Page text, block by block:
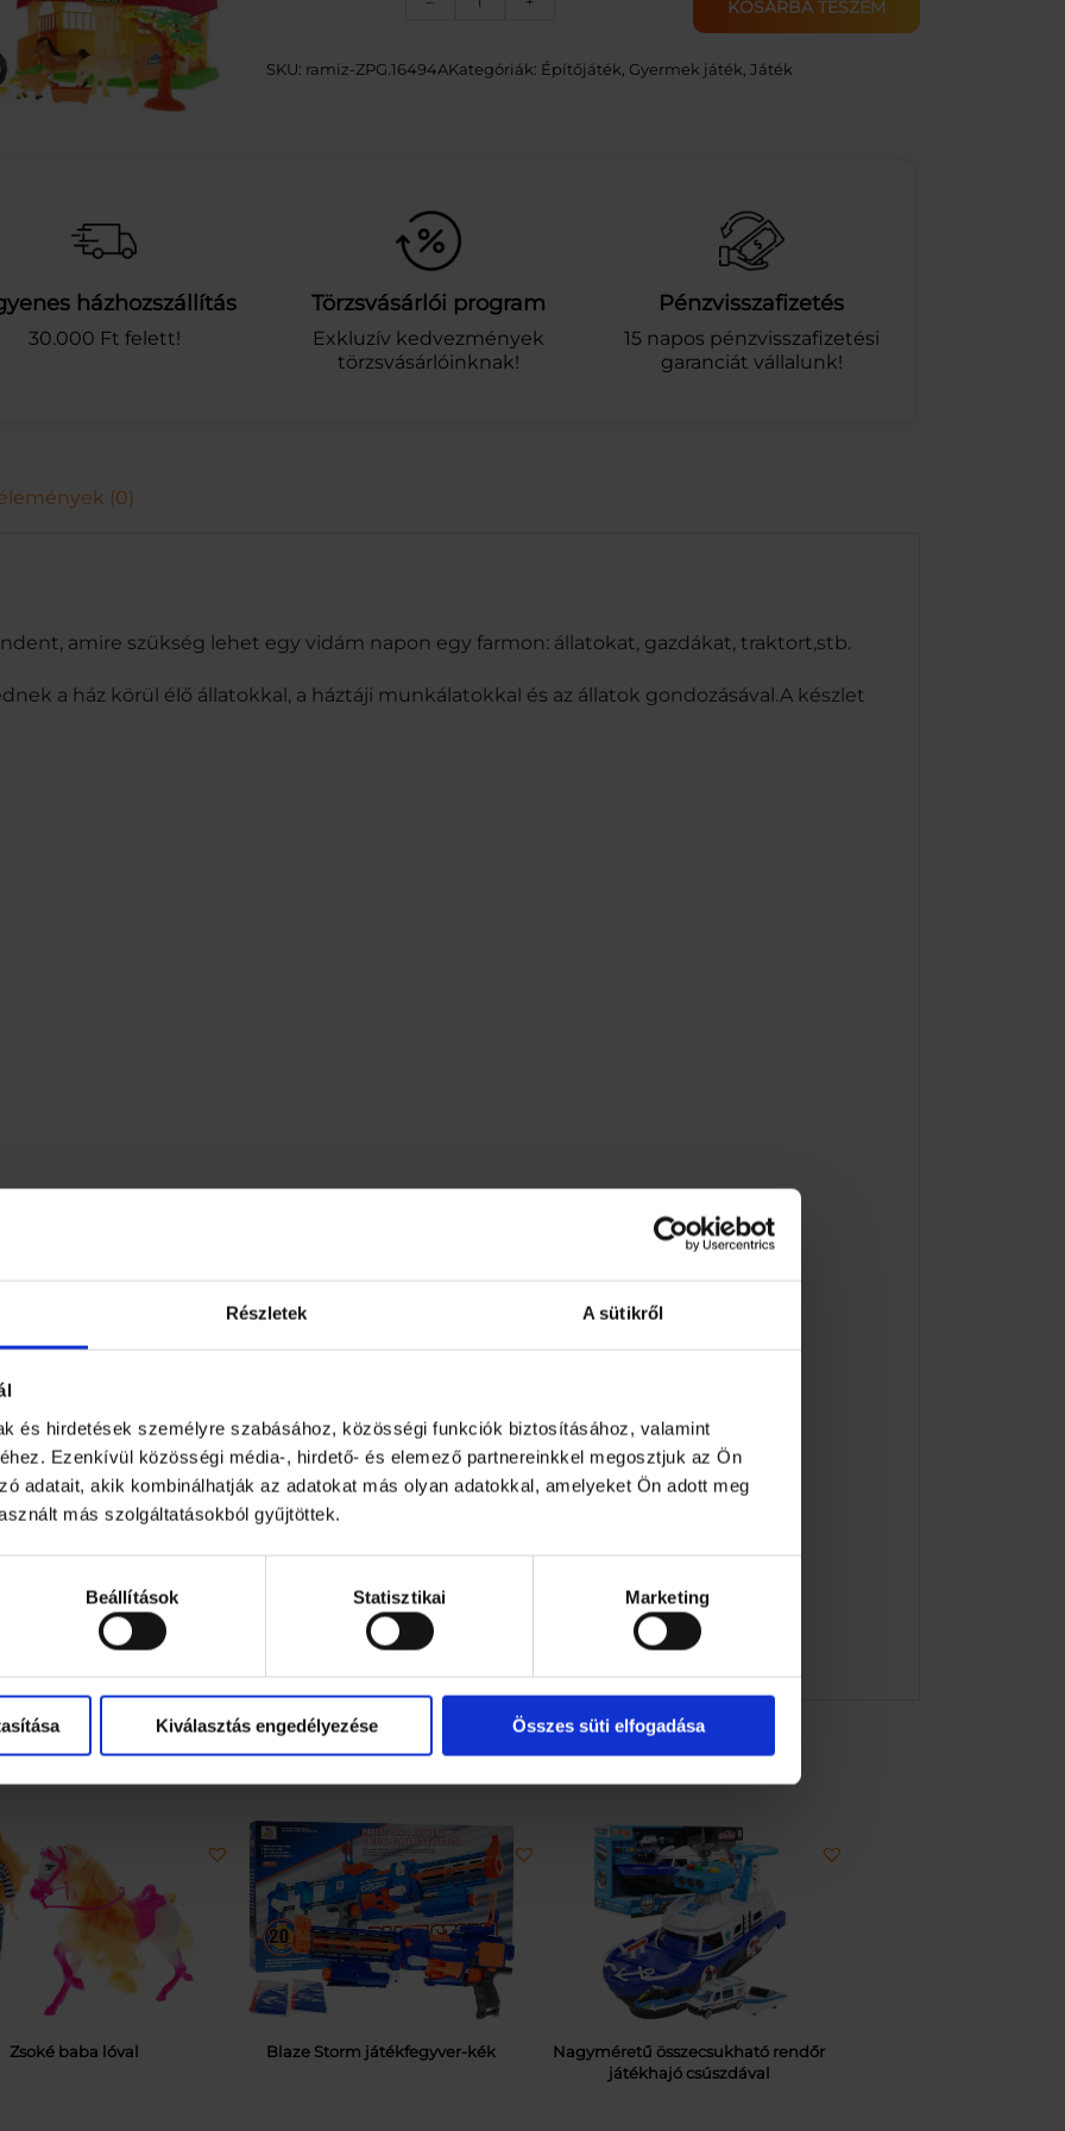
Részletek A sütikről
és hirdetések személyre szabásához, közösségi funkciók biztosításához, valamint
Ezenkívül közösségi média-, hirdető- és elemező partnereinkkel megosztjuk az Ön
adatait, akik kombinálhatják az adatokat más olyan adatokkal, amelyeket Ön adott meg
más szolgáltatásokból gyűjtöttek.
Beállítások Statisztikai Marketing
Kiválasztás engedélyezése Összes süti elfogadása
é
y
s
é
KOSÁRBA TESZEM
SKU: ramiz-ZPG.16494AKategóriák: Építőjáték Gyermek játék Játék
házhozszállítás
30.000 Ft felett!
Törzsvásárlói program
Exkluzív kedvezmények
törzsvásárlóinknak!
Pénzvisszafizetés
15 napos pénzvisszafizetési
garanciát vállalunk!
(0)
amire szükség lehet egy vidám napon egy farmon: állatokat, gazdákat, traktort,stb.
a ház körül élő állatokkal, a háztáji munkálatokkal és az állatok gondozásával.A készlet
működik (3 x 1,5 V – nem tartozék).
pajta kb. 34 x 10 x 34 cm.
Zsoké baba lóval Blaze Storm játékfegyver-kék
Nagyméretű összecsukható rendőr
játékhajó csúszdával